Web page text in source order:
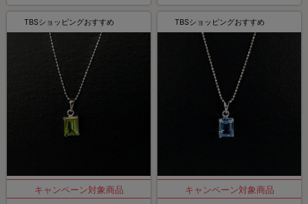
TBSショッピングおすすめ TBSショッピングおすすめ